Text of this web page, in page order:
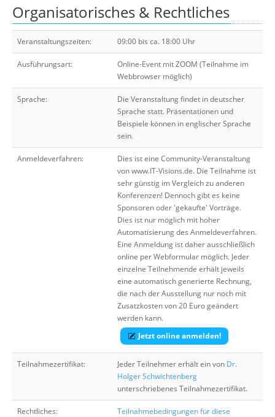
Organisatorisches & Rechtliches
Veranstaltungszeiten: 09:00 bis ca. 18:00 Uhr
Ausführungsart:
Online-Event mit ZOOM (Teilnahme im
Webbrowser möglich)
Sprache:
Die Veranstaltung findet in deutscher
Sprache statt. Präsentationen und
Beispiele können in englischer Sprache
sein.
Anmeldeverfahren:
Dies ist eine Community-Veranstaltung
von www.IT-Visions.de. Die Teilnahme ist
sehr günstig im Vergleich zu anderen
Konferenzen! Dennoch gibt es keine
Sponsoren oder 'gekaufte' Vorträge.
Dies ist nur möglich mit hoher
Automatisierung des Anmeldeverfahren.
Eine Anmeldung ist daher ausschließlich
online per Webformular möglich. Jeder
einzelne Teilnehmende erhält jeweils
eine automatisch generierte Rechnung,
die nach der Ausstellung nur noch mit
Zusatzkosten von 20 Euro geändert
werden kann.
Jetzt online anmelden!
Teilnahmezertifikat: Jeder Teilnehmer erhält ein von Dr.
Holger Schwichtenberg
unterschriebenes Teilnahmezertifikat.
Rechtliches:
Teilnahmebedingungen für diese